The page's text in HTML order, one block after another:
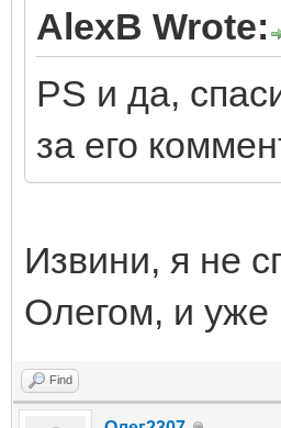
AlexB Wrote:
PS и да,
за его
Извини, я не
Олегом, и
Find